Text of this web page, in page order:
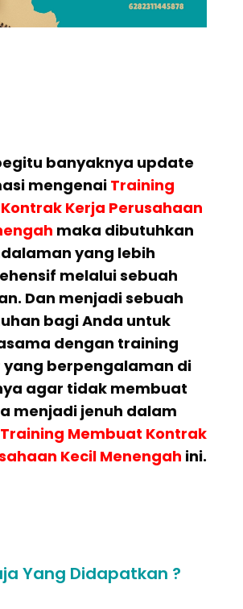
banyaknya update
mengenai Training
Kerja Perusahaan
maka dibutuhkan
yang lebih
melalui sebuah
Dan menjadi sebuah
bagi Anda untuk
dengan training
berpengalaman di
agar tidak membuat
menjadi jenuh dalam
Training Membuat Kontrak
Kecil Menengah ini.
Yang Didapatkan ?